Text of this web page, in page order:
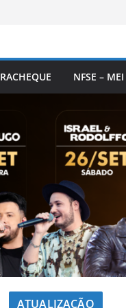
NFSE – MEI
ATUALIZAÇÃO